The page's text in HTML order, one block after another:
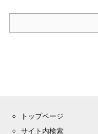
トップページ
サイト内検索